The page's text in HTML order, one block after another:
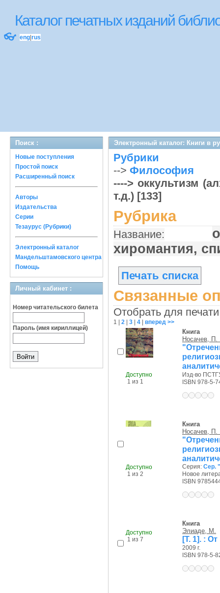
Каталог печатных изданий
👓 eng rus
Поиск :
Новые поступления
Простой поиск
Расширенный поиск
Авторы
Издательства
Серии
Тезаурус (Рубрики)
Электронный каталог
Мандельштамовского центра
Помощь
Личный кабинет :
Номер читательского билета
Пароль (имя кириллицей)
Электронный каталог: Книги в
Рубрики
--> Философия
----> оккультизм
т.д.) [133]
Рубрика
Название:
хиромантия,
Печать списка
Связанные
Отобрать для
1 2 3 4 вперед >>
Доступно
1 из 1
Книга
Носачев, П.
Изд-во
ISBN 978-5-
Доступно
1 из 2
Книга
Носачев, П.
Серия: Сер.
Новое
ISBN
Доступно
1 из 7
Книга
Элиаде, М.
[Т. 1]. :
2009 г.
ISBN 978-5-